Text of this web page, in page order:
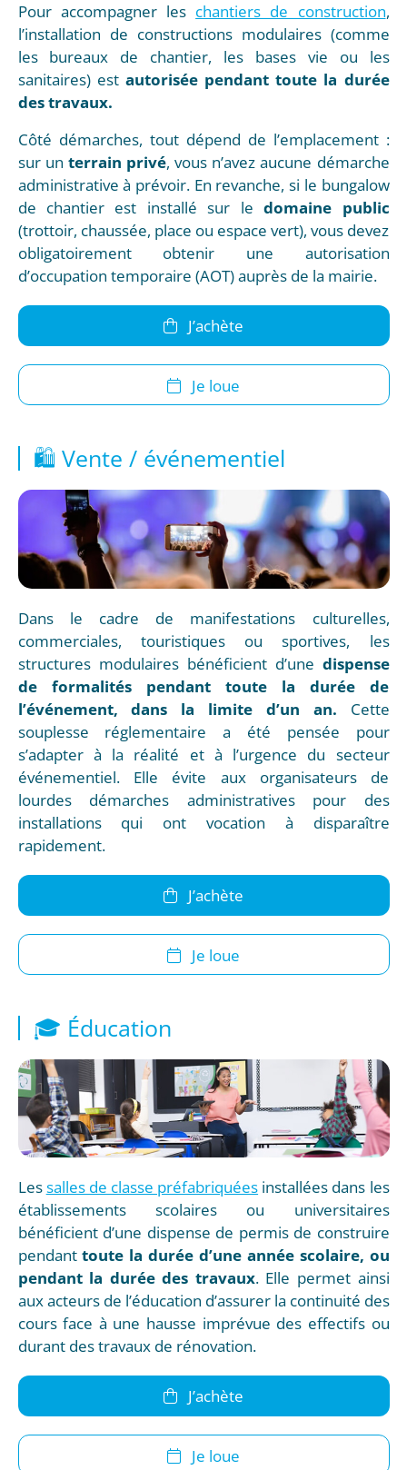
Pour accompagner les chantiers de construction,
l’installation de constructions modulaires (comme
les bureaux de chantier, les bases vie ou les
sanitaires) est autorisée pendant toute la durée
des travaux.
Côté démarches, tout dépend de l’emplacement :
sur un terrain privé, vous n’avez aucune démarche
administrative à prévoir. En revanche, si le bungalow
de chantier est installé sur ledomaine public
(trottoir, chaussée, place ou espace vert), vous devez
obligatoirement obtenir une autorisation
d’occupation temporaire (AOT) auprès de la mairie.
J’achète
Je loue
🛍️ Vente / événementiel
Dans le cadre de manifestations culturelles,
commerciales, touristiques ou sportives, les
structures modulaires bénéficient d’une dispense
de formalités pendant toute la durée de
l’événement, dans la limite d’un an. Cette
souplesse réglementaire a été pensée pour
s’adapter à la réalité et à l’urgence du secteur
événementiel. Elle évite aux organisateurs de
lourdes démarches administratives pour des
installations qui ont vocation à disparaître
rapidement.
J’achète
Je loue
🎓 Éducation
Lessalles de classe préfabriquées installées dans les
établissements scolaires ou universitaires
bénéficient d’une dispense de permis de construire
pendanttoute la durée d’une année scolaire, ou
pendant la durée des travaux. Elle permet ainsi
aux acteurs de l’éducation d’assurer la continuité des
cours face à une hausse imprévue des effectifs ou
durant des travaux de rénovation.
J’achète
Je loue